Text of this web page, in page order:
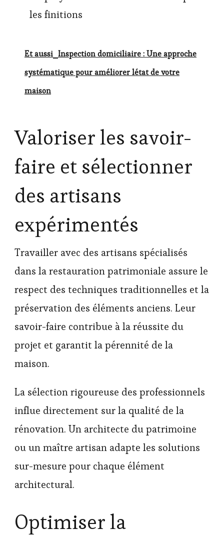
les finitions
Et aussi Inspection domiciliaire : Une approche
systématique pour améliorer létat de votre
maison
Valoriser les savoir-
faire et sélectionner
des artisans
expérimentés
Travailler avec des artisans spécialisés
dans la restauration patrimoniale assure le
respect des techniques traditionnelles et la
préservation des éléments anciens. Leur
savoir-faire contribue à la réussite du
projet et garantit la pérennité de la
maison.
La sélection rigoureuse des professionnels
influe directement sur la qualité de la
rénovation. Un architecte du patrimoine
ou un maître artisan adapte les solutions
sur-mesure pour chaque élément
architectural.
Optimiser la